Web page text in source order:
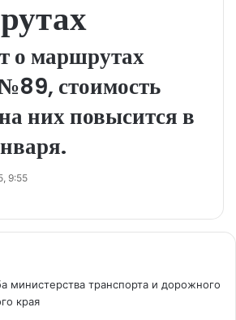
о маршрутах
стоимость
них повысится в
9:55
министерства транспорта и дорожного
края